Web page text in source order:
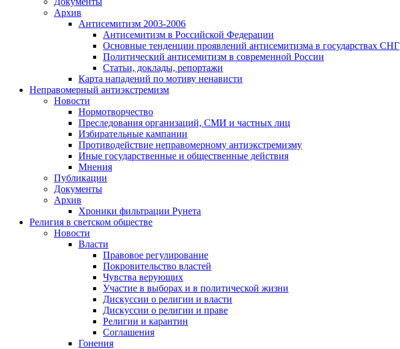
Архив
Антисемитизм 2003-2006
Антисемитизм в Российской Федерации
Основные тенденции проявлений антисемитизма в государствах СНГ
Политический антисемитизм в современной России
Статьи, доклады, репортажи
Карта нападений по мотиву ненависти
Неправомерный антиэкстремизм
Новости
Нормотворчество
Преследования организаций, СМИ и частных лиц
Избирательные кампании
Противодействие неправомерному антиэкстремизму
Иные государственные и общественные действия
Мнения
Публикации
Документы
Архив
Хроники фильтрации Рунета
Религия в светском обществе
Новости
Власти
Правовое регулирование
Покровительство властей
Чувства верующих
Участие в выборах и в политической жизни
Дискуссии о религии и власти
Дискуссии о религии и праве
Религии и карантин
Соглашения
Гонения